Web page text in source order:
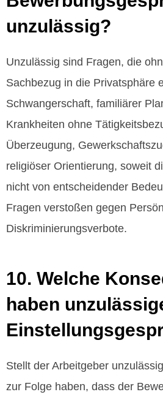
unzulässig?
Unzulässig sind Fragen, die
Sachbezug in die Privatsphäre
Schwangerschaft, familiärer
Krankheiten ohne
Überzeugung,
religiöser Orientierung, soweit
nicht von entscheidender
Fragen verstoßen gegen
Diskriminierungsverbote.
10. Welche
haben
Stellt der Arbeitgeber
zur Folge haben, dass der